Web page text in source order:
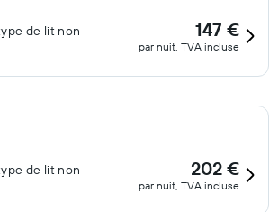
de lit non
147 €
par nuit, TVA incluse
de lit non
202 €
par nuit, TVA incluse